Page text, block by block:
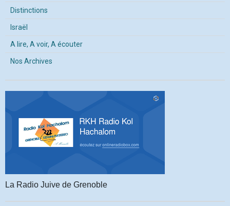
Distinctions
Israël
A lire, A voir, A écouter
Nos Archives
La Radio Juive de Grenoble